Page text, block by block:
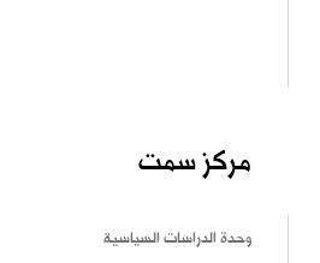
مركز سمت
وحدة الدراسات السياسية